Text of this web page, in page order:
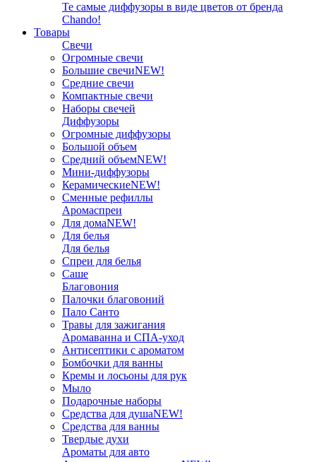
Те самые диффузоры в виде цветов от бренда
Chando!
Товары
Свечи
Огромные свечи
Большие свечиNEW!
Средние свечи
Компактные свечи
Наборы свечей
Диффузоры
Огромные диффузоры
Большой объем
Средний объемNEW!
Мини-диффузоры
КерамическиеNEW!
Сменные рефиллы
Аромаспреи
Для домаNEW!
Для белья
Для белья
Спреи для белья
Саше
Благовония
Палочки благовоний
Пало Санто
Травы для зажигания
Аромаванна и СПА-уход
Антисептики с ароматом
Бомбочки для ванны
Кремы и лосьоны для рук
Мыло
Подарочные наборы
Средства для душаNEW!
Средства для ванны
Твердые духи
Ароматы для авто